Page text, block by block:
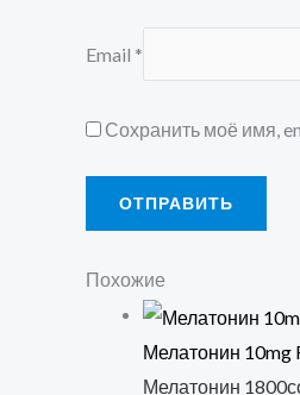
Email *
Сохранить моё имя,
Похожие
Мелатонин 10mg
Мелатонин 1800